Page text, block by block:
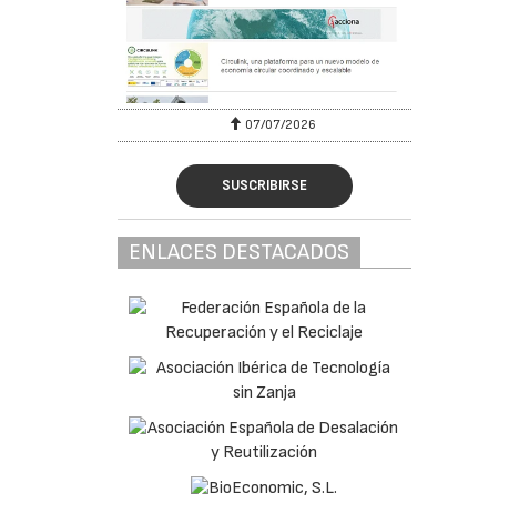
07/07/2026
SUSCRIBIRSE
ENLACES DESTACADOS